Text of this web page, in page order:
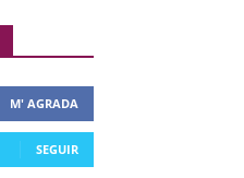
M' AGRADA
SEGUIR